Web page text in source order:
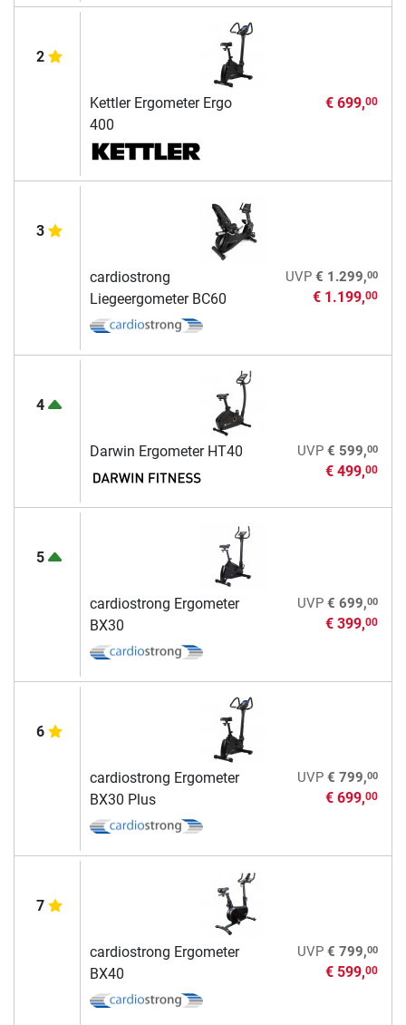
2
Kettler Ergometer Ergo
400
€ 699,00
3
cardiostrong
Liegeergometer BC60
UVP € 1.299,00
€ 1.199,00
4
Darwin Ergometer HT40 UVP € 599,00
€ 499,00
5
cardiostrong Ergometer
BX30
UVP € 699,00
€ 399,00
6
cardiostrong Ergometer
BX30 Plus
UVP € 799,00
€ 699,00
7
cardiostrong Ergometer
BX40
UVP € 799,00
€ 599,00